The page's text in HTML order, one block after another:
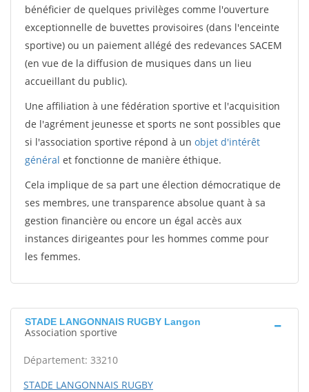
bénéficier de quelques privilèges comme l'ouverture
exceptionnelle de buvettes provisoires (dans l'enceinte
sportive) ou un paiement allégé des redevances SACEM
(en vue de la diffusion de musiques dans un lieu
accueillant du public).
Une affiliation à une fédération sportive et l'acquisition
de l'agrément jeunesse et sports ne sont possibles que
si l'association sportive répond à un objet d'intérêt
général et fonctionne de manière éthique.
Cela implique de sa part une élection démocratique de
ses membres, une transparence absolue quant à sa
gestion financière ou encore un égal accès aux
instances dirigeantes pour les hommes comme pour
les femmes.
STADE LANGONNAIS RUGBY Langon
Association sportive
Département: 33210
STADE LANGONNAIS RUGBY